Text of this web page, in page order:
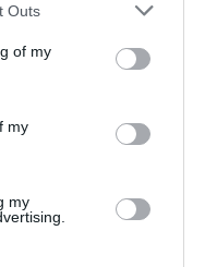
Outs
of my
my
my